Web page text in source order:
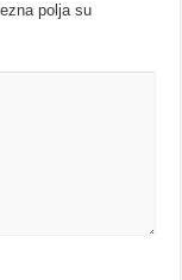
polja su